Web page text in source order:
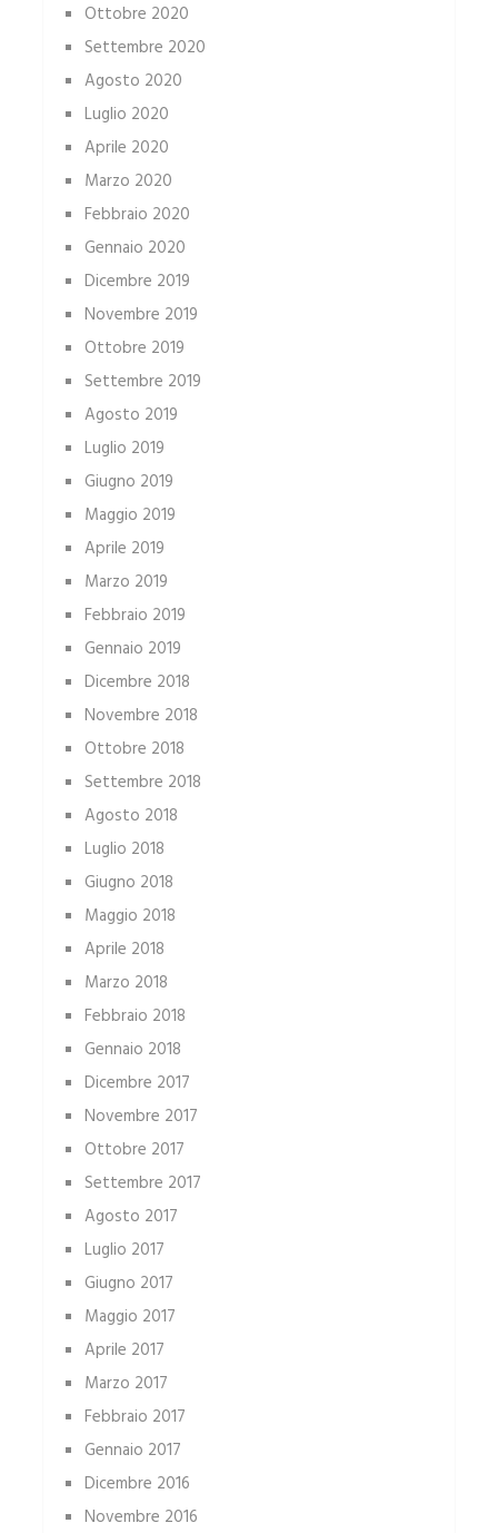
Ottobre 2020
Settembre 2020
Agosto 2020
Luglio 2020
Aprile 2020
Marzo 2020
Febbraio 2020
Gennaio 2020
Dicembre 2019
Novembre 2019
Ottobre 2019
Settembre 2019
Agosto 2019
Luglio 2019
Giugno 2019
Maggio 2019
Aprile 2019
Marzo 2019
Febbraio 2019
Gennaio 2019
Dicembre 2018
Novembre 2018
Ottobre 2018
Settembre 2018
Agosto 2018
Luglio 2018
Giugno 2018
Maggio 2018
Aprile 2018
Marzo 2018
Febbraio 2018
Gennaio 2018
Dicembre 2017
Novembre 2017
Ottobre 2017
Settembre 2017
Agosto 2017
Luglio 2017
Giugno 2017
Maggio 2017
Aprile 2017
Marzo 2017
Febbraio 2017
Gennaio 2017
Dicembre 2016
Novembre 2016